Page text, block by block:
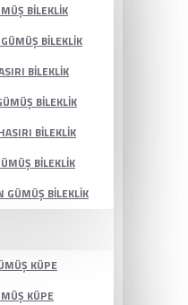
BILEKLIK
BILEKLIK
BILEKLIK
BILEKLIK
BILEKLIK
BILEKLIK
GÜMÜŞ BILEKLIK
KÜPE
KÜPE